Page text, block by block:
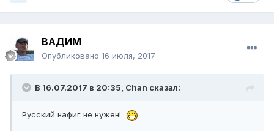
ВАДИМ
Опубликовано 16 июля, 2017
В 16.07.2017 в 20:35, Chan сказал:
Русский нафиг не нужен!